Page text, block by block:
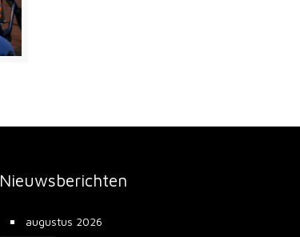
Nieuwsberichten
augustus 2026